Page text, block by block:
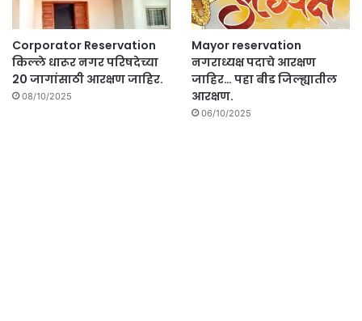
Corporator Reservation
किल्ले धारूर नगर परिषदेच्या
20 जागांसाठी आरक्षण जाहिर.
08/10/2025
Mayor reservation
नगराध्यक्ष पदाचे आरक्षण
जाहिर… पहा बीड जिल्ह्यातील
आरक्षण.
06/10/2025